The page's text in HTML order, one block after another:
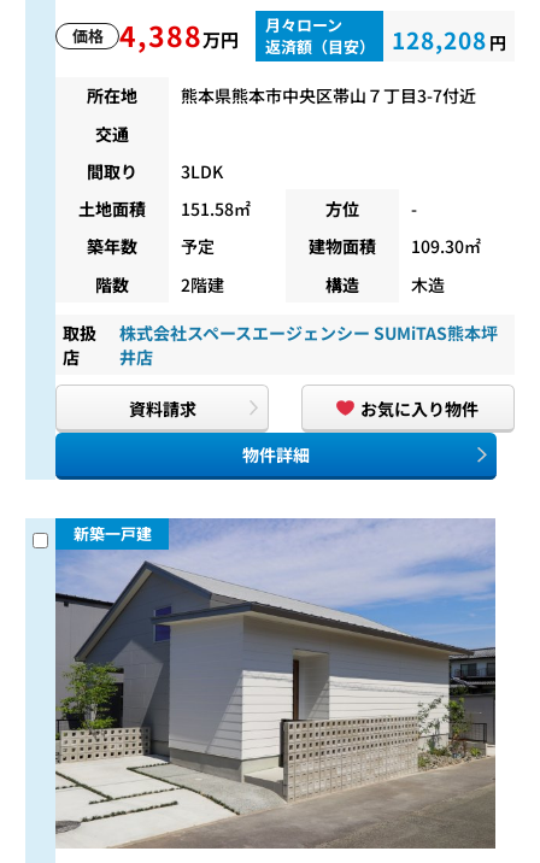
価格 4,388万円
月々ローン
返済額（目安）
128,208 円
所在地
熊本県熊本市中央区帯山７丁目3-7付近
交通
間取り
3LDK
土地面積
151.58㎡ 方位
-
築年数
予定 建物面積
109.30㎡
階数
2階建 構造 木造
取扱
店
株式会社スペースエージェンシー SUMiTAS熊本坪
井店
資料請求
お気に入り物件
物件詳細
新築一戸建